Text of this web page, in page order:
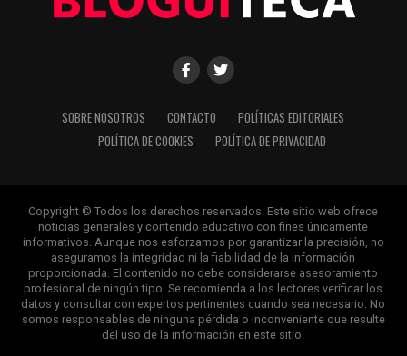
SOBRE NOSOTROS CONTACTO
POLÍTICAS EDITORIALES
POLÍTICA DE COOKIES
POLÍTICA DE PRIVACIDAD
Copyright © Todos los derechos reservados. Este sitio web ofrece
noticias generales y contenido educativo con fines únicamente
informativos. Aunque nos esforzamos por garantizar la precisión, no
aseguramos la integridad ni la fiabilidad de la información
proporcionada. El contenido no debe considerarse asesoramiento
profesional de ningún tipo. Se recomienda a los lectores verificar los
datos y consultar con expertos pertinentes cuando sea necesario. No
somos responsables de ninguna pérdida o inconveniente que resulte
del uso de la información en este sitio.